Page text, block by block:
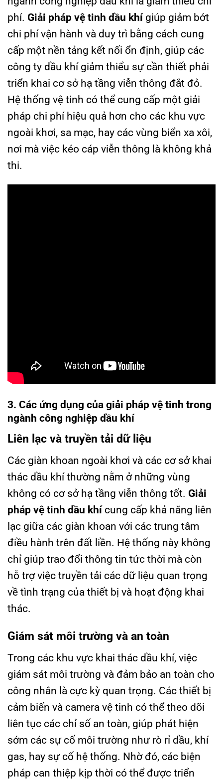
phí. Giải pháp vệ tinh dầu khígiúp giảm bớt
chi phí vận hành và duy trì bằng cách cung
cấp một nền tảng kết nối ổn định, giúp các
công ty dầu khí giảm thiểu sự cần thiết phải
triển khai cơ sở hạ tầng viễn thông đắt đỏ.
Hệ thống vệ tinh có thể cung cấp một giải
pháp chi phí hiệu quả hơn cho các khu vực
ngoài khơi, sa mạc, hay các vùng biển xa xôi,
nơi mà việc kéo cáp viễn thông là không khả
thi.
3. Các ứng dụng của giải pháp vệ tinh trong
ngành công nghiệp dầu khí
Liên lạc và truyền tải dữ liệu
Các giàn khoan ngoài khơi và các cơ sở khai
thác dầu khí thường nằm ở những vùng
không có cơ sở hạ tầng viễn thông tốt. Giải
pháp vệ tinh dầu khícung cấp khả năng liên
lạc giữa các giàn khoan với các trung tâm
điều hành trên đất liền. Hệ thống này không
chỉ giúp trao đổi thông tin tức thời mà còn
hỗ trợ việc truyền tải các dữ liệu quan trọng
về tình trạng của thiết bị và hoạt động khai
thác.
Giám sát môi trường và an toàn
Trong các khu vực khai thác dầu khí, việc
giám sát môi trường và đảm bảo an toàn cho
công nhân là cực kỳ quan trọng. Các thiết bị
cảm biến và camera vệ tinh có thể theo dõi
liên tục các chỉ số an toàn, giúp phát hiện
sớm các sự cố môi trường như rò rỉ dầu, khí
gas, hay sự cố hệ thống. Nhờ đó, các biện
pháp can thiệp kịp thời có thể được triển